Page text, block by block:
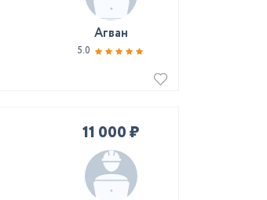
Агван
5.0
11 000 ₽